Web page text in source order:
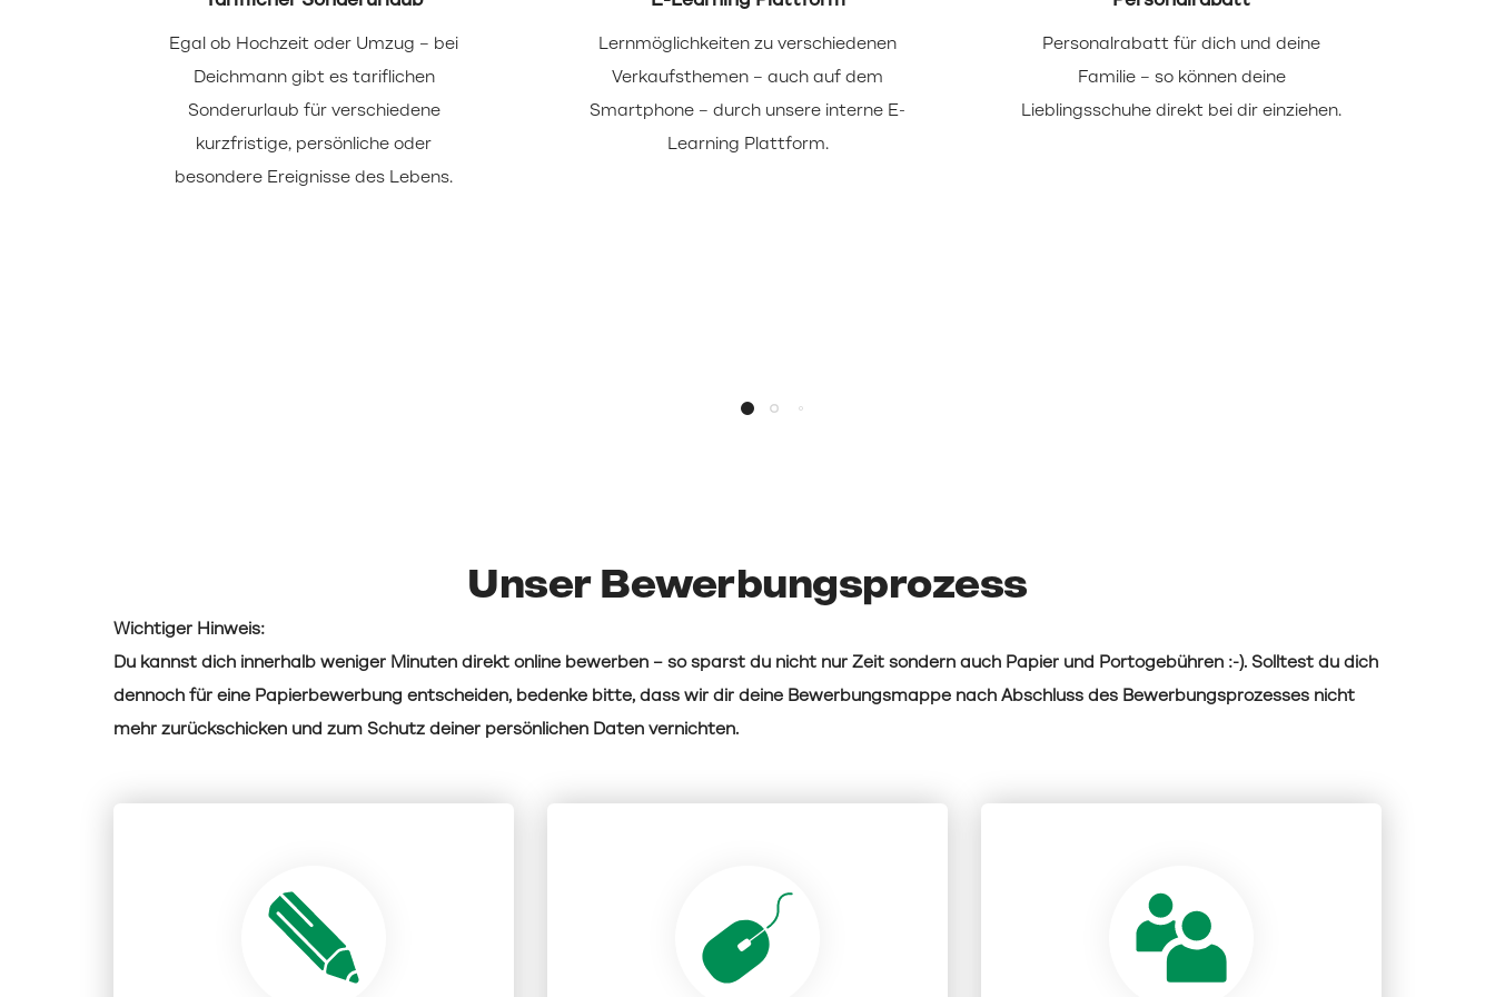
Egal ob Hochzeit oder Umzug – bei
Deichmann gibt es tariflichen
Sonderurlaub für verschiedene
kurzfristige, persönliche oder
besondere Ereignisse des Lebens.
Lernmöglichkeiten zu verschiedenen
Verkaufsthemen – auch auf dem
Smartphone – durch unsere interne E-
Learning Plattform.
Personalrabatt für dich und deine
Familie – so können deine
Lieblingsschuhe direkt bei dir einziehen.
Unser Bewerbungsprozess
Wichtiger Hinweis:
Du kannst dich innerhalb weniger Minuten direkt online bewerben – so sparst du nicht nur Zeit sondern auch Papier und Portogebühren :-). Solltest du dich
dennoch für eine Papierbewerbung entscheiden, bedenke bitte, dass wir dir deine Bewerbungsmappe nach Abschluss des Bewerbungsprozesses nicht
mehr zurückschicken und zum Schutz deiner persönlichen Daten vernichten.